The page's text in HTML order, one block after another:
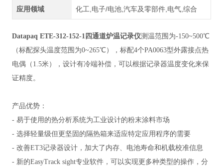
应用领域 化工,电子/电池,汽车及零部件,电气,综合
Datapaq ETE-312-152-1四通道炉温记录仪测温范围为-150~500℃
（标配探头温度范围为0~265℃），标配4个PA0063型外露接点热
电偶（1.5米），设计有冷端补偿，可以根据记录器温度变化来保
证精度。
产品优势：
- 易于使用的热分析系统为工业设计的粉末涂料市场
- 选择轻量级但更坚固的隔热箱来适应特定应用程序的需要
- 改善ET3记录器设计，加大了内存、电池寿命和机载校准信息
- 新的EasyTrack sight专业软件，可以实现更多种类型的操作，分